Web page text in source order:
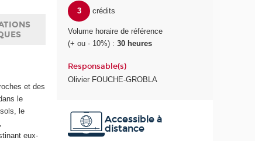
et des
le
le
eux-
3
crédits
Volume horaire de référence
(+ ou - 10%) :30 heures
Responsable(s)
Olivier FOUCHE-GROBLA
Accessible à
distance